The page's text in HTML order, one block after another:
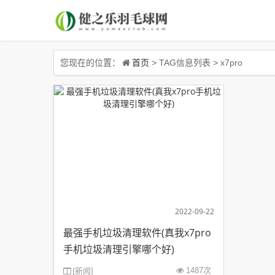
您现在的位置： 首页 > TAG信息列表 > x7pro
2022-09-22
最强手机垃圾清理软件(真我x7pro
手机垃圾清理引擎哪个好)
[新闻] 1487次